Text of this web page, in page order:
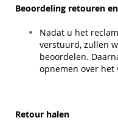
Beoordeling retouren
Nadat u het
verstuurd, zullen
beoordelen.
opnemen over het
Retour halen